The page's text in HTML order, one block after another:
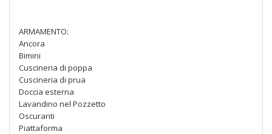
ARMAMENTO:
Ancora
Bimini
Cuscineria di poppa
Cuscineria di prua
Doccia esterna
Lavandino nel Pozzetto
Oscuranti
Piattaforma